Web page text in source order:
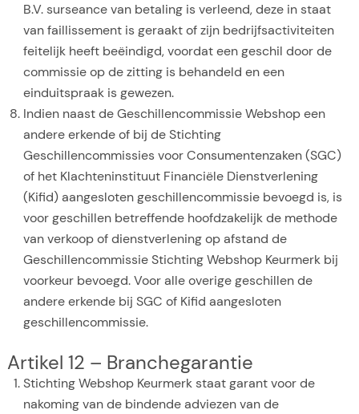
B.V. surseance van betaling is verleend, deze in staat
van faillissement is geraakt of zijn bedrijfsactiviteiten
feitelijk heeft beëindigd, voordat een geschil door de
commissie op de zitting is behandeld en een
einduitspraak is gewezen.
Indien naast de Geschillencommissie Webshop een
andere erkende of bij de Stichting
Geschillencommissies voor Consumentenzaken (SGC)
of het Klachteninstituut Financiële Dienstverlening
(Kifid) aangesloten geschillencommissie bevoegd is, is
voor geschillen betreffende hoofdzakelijk de methode
van verkoop of dienstverlening op afstand de
Geschillencommissie Stichting Webshop Keurmerk bij
voorkeur bevoegd. Voor alle overige geschillen de
andere erkende bij SGC of Kifid aangesloten
geschillencommissie.
Artikel 12 – Branchegarantie
Stichting Webshop Keurmerk staat garant voor de
nakoming van de bindende adviezen van de